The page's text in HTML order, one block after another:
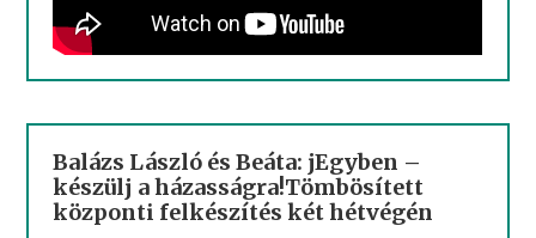
Balázs László és Beáta: jEgyben –
készülj a házasságra!Tömbösített
központi felkészítés két hétvégén